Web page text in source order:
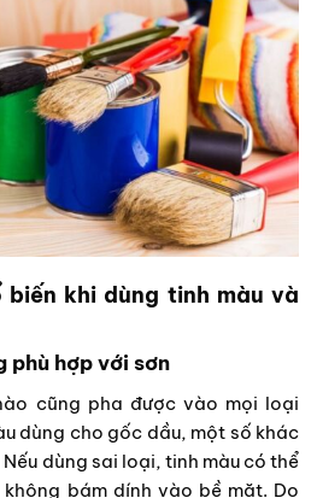
biến khi dùng tinh màu và
phù hợp với sơn
cũng pha được vào mọi loại
dùng cho gốc dầu, một số khác
dùng sai loại, tinh màu có thể
bám dính vào bề mặt. Do